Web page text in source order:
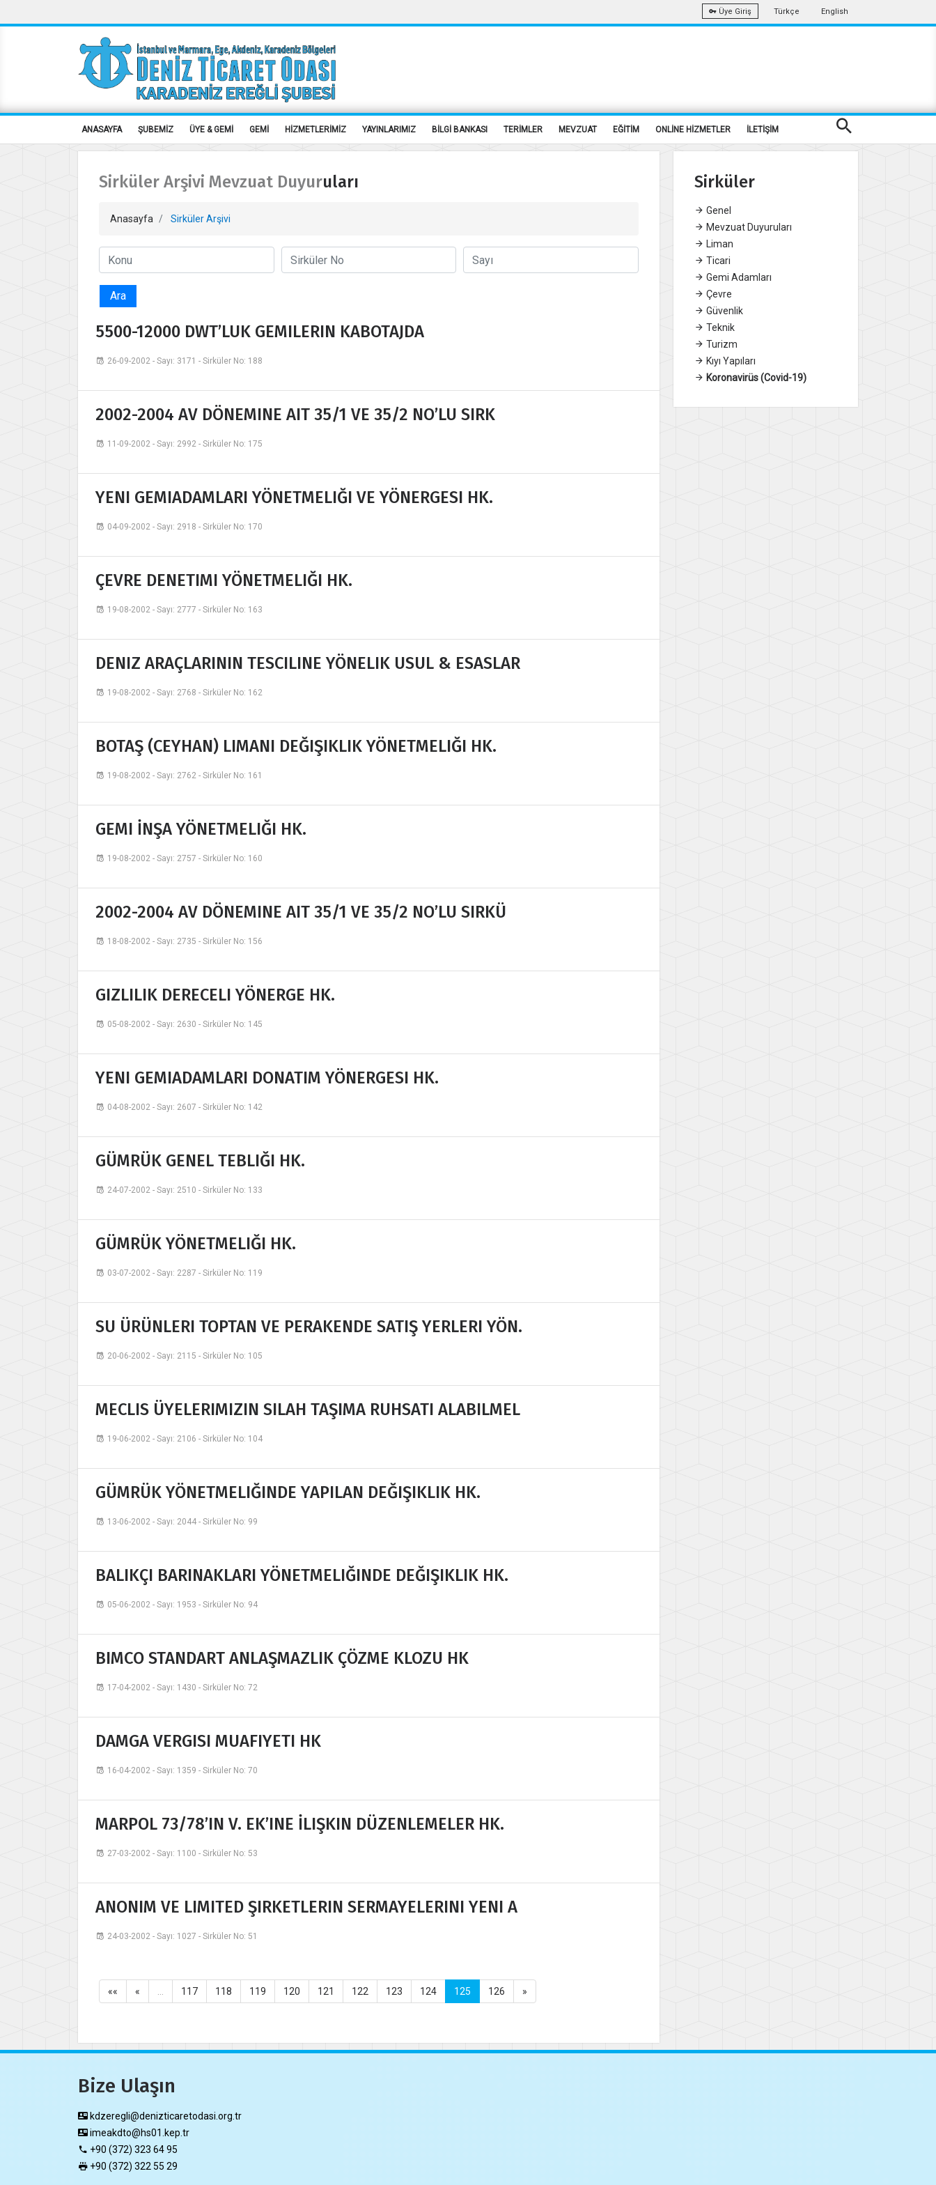
Üye Giriş Türkçe English
ANASAYFA ŞUBEMİZ ÜYE & GEMİ GEMİ HİZMETLERİMİZ YAYINLARIMIZ BİLGİ BANKASI TERİMLER MEVZUAT EĞİTİM ONLİNE HİZMETLER İLETİŞİM
Sirküler Arşivi Mevzuat Duyuruları
Anasayfa Sirküler Arşivi
Ara
5500-12000 DWT’LUK GEMILERIN KABOTAJDA
26-09-2002 - Sayı: 3171 - Sirküler No: 188
2002-2004 AV DÖNEMINE AIT 35/1 VE 35/2 NO’LU SIRK
11-09-2002 - Sayı: 2992 - Sirküler No: 175
YENI GEMIADAMLARI YÖNETMELIĞI VE YÖNERGESI HK.
04-09-2002 - Sayı: 2918 - Sirküler No: 170
ÇEVRE DENETIMI YÖNETMELIĞI HK.
19-08-2002 - Sayı: 2777 - Sirküler No: 163
DENIZ ARAÇLARININ TESCILINE YÖNELIK USUL & ESASLAR
19-08-2002 - Sayı: 2768 - Sirküler No: 162
BOTAŞ (CEYHAN) LIMANI DEĞIŞIKLIK YÖNETMELIĞI HK.
19-08-2002 - Sayı: 2762 - Sirküler No: 161
GEMI İNŞA YÖNETMELIĞI HK.
19-08-2002 - Sayı: 2757 - Sirküler No: 160
2002-2004 AV DÖNEMINE AIT 35/1 VE 35/2 NO’LU SIRKÜ
18-08-2002 - Sayı: 2735 - Sirküler No: 156
GIZLILIK DERECELI YÖNERGE HK.
05-08-2002 - Sayı: 2630 - Sirküler No: 145
YENI GEMIADAMLARI DONATIM YÖNERGESI HK.
04-08-2002 - Sayı: 2607 - Sirküler No: 142
GÜMRÜK GENEL TEBLIĞI HK.
24-07-2002 - Sayı: 2510 - Sirküler No: 133
GÜMRÜK YÖNETMELIĞI HK.
03-07-2002 - Sayı: 2287 - Sirküler No: 119
SU ÜRÜNLERI TOPTAN VE PERAKENDE SATIŞ YERLERI YÖN.
20-06-2002 - Sayı: 2115 - Sirküler No: 105
MECLIS ÜYELERIMIZIN SILAH TAŞIMA RUHSATI ALABILMEL
19-06-2002 - Sayı: 2106 - Sirküler No: 104
GÜMRÜK YÖNETMELIĞINDE YAPILAN DEĞIŞIKLIK HK.
13-06-2002 - Sayı: 2044 - Sirküler No: 99
BALIKÇI BARINAKLARI YÖNETMELIĞINDE DEĞIŞIKLIK HK.
05-06-2002 - Sayı: 1953 - Sirküler No: 94
BIMCO STANDART ANLAŞMAZLIK ÇÖZME KLOZU HK
17-04-2002 - Sayı: 1430 - Sirküler No: 72
DAMGA VERGISI MUAFIYETI HK
16-04-2002 - Sayı: 1359 - Sirküler No: 70
MARPOL 73/78’IN V. EK’INE İLIŞKIN DÜZENLEMELER HK.
27-03-2002 - Sayı: 1100 - Sirküler No: 53
ANONIM VE LIMITED ŞIRKETLERIN SERMAYELERINI YENI A
24-03-2002 - Sayı: 1027 - Sirküler No: 51
«« « … 117 118 119 120 121 122 123 124 125 126 »
Sirküler
Genel
Mevzuat Duyuruları
Liman
Ticari
Gemi Adamları
Çevre
Güvenlik
Teknik
Turizm
Kıyı Yapıları
Koronavirüs (Covid-19)
Bize Ulaşın
kdzeregli@denizticaretodasi.org.tr
imeakdto@hs01.kep.tr
+90 (372) 323 64 95
+90 (372) 322 55 29